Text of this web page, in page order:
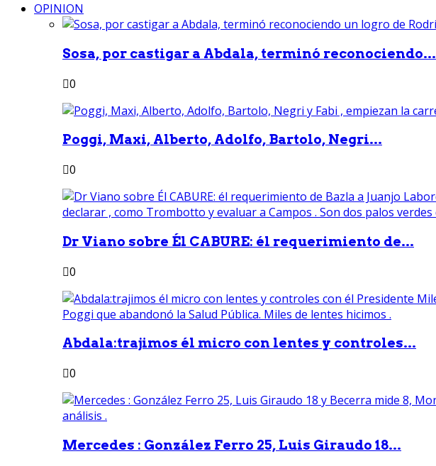
OPINION
Sosa, por castigar a Abdala, terminó reconociendo...
0
Poggi, Maxi, Alberto, Adolfo, Bartolo, Negri...
0
Dr Viano sobre Él CABURE: él requerimiento de...
0
Abdala:trajimos él micro con lentes y controles...
0
Mercedes : González Ferro 25, Luis Giraudo 18...